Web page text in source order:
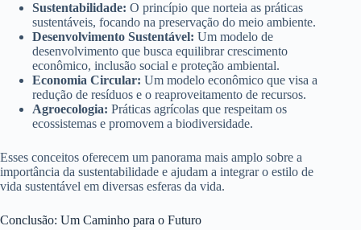
Sustentabilidade: O princípio que norteia as práticas
sustentáveis, focando na preservação do meio ambiente.
Desenvolvimento Sustentável: Um modelo de
desenvolvimento que busca equilibrar crescimento
econômico, inclusão social e proteção ambiental.
Economia Circular: Um modelo econômico que visa a
redução de resíduos e o reaproveitamento de recursos.
Agroecologia: Práticas agrícolas que respeitam os
ecossistemas e promovem a biodiversidade.
Esses conceitos oferecem um panorama mais amplo sobre a
importância da sustentabilidade e ajudam a integrar o estilo de
vida sustentável em diversas esferas da vida.
Conclusão: Um Caminho para o Futuro